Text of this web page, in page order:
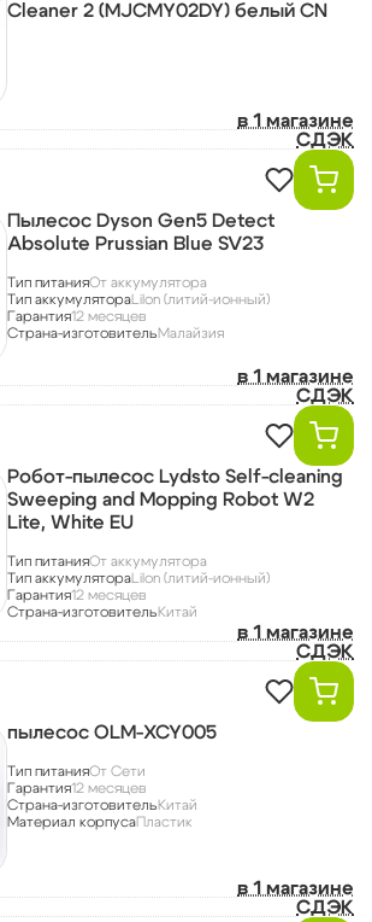
Cleaner 2 (MJCMY02DY) белый CN
в 1 магазине
СДЭК
Пылесос Dyson Gen5 Detect
Absolute Prussian Blue SV23
Тип питанияОт аккумулятора
Тип аккумулятораLiIon (литий-ионный)
Гарантия12 месяцев
Страна-изготовительМалайзия
в 1 магазине
СДЭК
Робот-пылесос Lydsto Self-cleaning
Sweeping and Mopping Robot W2
Lite, White EU
Тип питанияОт аккумулятора
Тип аккумулятораLiIon (литий-ионный)
Гарантия12 месяцев
Страна-изготовительКитай
в 1 магазине
СДЭК
пылесос OLM-XCY005
Тип питанияОт Сети
Гарантия12 месяцев
Страна-изготовительКитай
Материал корпусаПластик
в 1 магазине
СДЭК